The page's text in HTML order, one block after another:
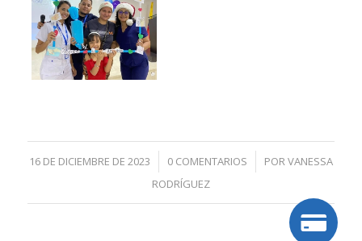
16 DE DICIEMBRE DE 2023
/ 0 COMENTARIOS
/ PORVANESSA
RODRÍGUEZ